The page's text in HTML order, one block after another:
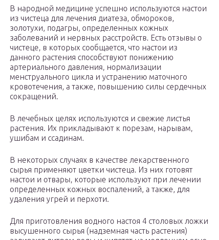
В народной медицине успешно используются настои
из чистеца для лечения диатеза, обмороков,
золотухи, подагры, определенных кожных
заболеваний и нервных расстройств. Есть отзывы о
чистеце, в которых сообщается, что настои из
данного растения способствуют понижению
артериального давления, нормализации
менструального цикла и устранению маточного
кровотечения, а также, повышению силы сердечных
сокращений.
В лечебных целях используются и свежие листья
растения. Их прикладывают к порезам, нарывам,
ушибам и ссадинам.
В некоторых случаях в качестве лекарственного
сырья применяют цветки чистеца. Из них готовят
настои и отвары, которые используют при лечении
определенных кожных воспалений, а также, для
удаления угрей и перхоти.
Для приготовления водного настоя 4 столовых ложки
высушенного сырья (надземная часть растения)